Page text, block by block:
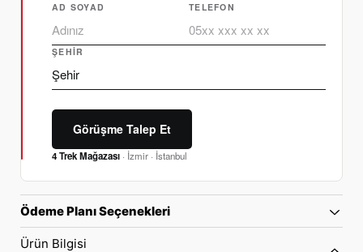
AD SOYAD TELEFON
ŞEHIR
Görüşme Talep Et
4 Trek Mağazası · İzmir · İstanbul
Ödeme Planı Seçenekleri
Ürün Bilgisi